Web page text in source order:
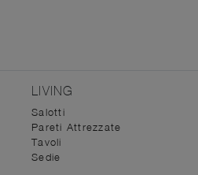
LIVING
Salotti
Pareti Attrezzate
Tavoli
Sedie